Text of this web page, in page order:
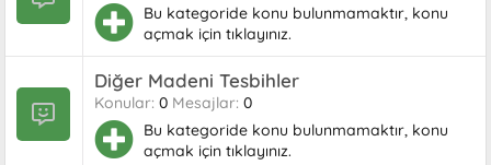
Bu kategoride konu bulunmamaktır, konu
açmak için tıklayınız.
Diğer Madeni Tesbihler
Konular 0 Mesajlar 0
Bu kategoride konu bulunmamaktır, konu
açmak için tıklayınız.